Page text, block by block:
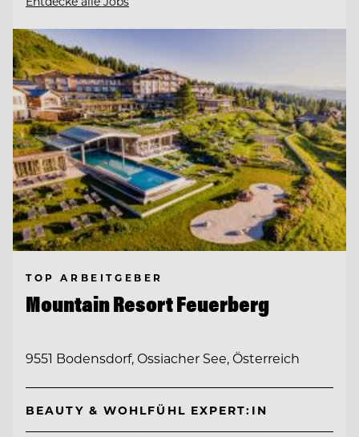
TOP ARBEITGEBER
Mountain Resort Feuerberg
9551 Bodensdorf, Ossiacher See, Österreich
BEAUTY & WOHLFÜHL EXPERT:IN